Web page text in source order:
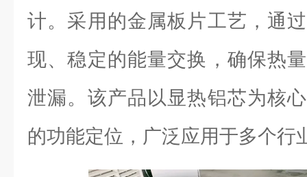
计。采用的金属板片工艺，通
现、稳定的能量交换，确保热
泄漏。该产品以显热铝芯为核
的功能定位，广泛应用于多个行